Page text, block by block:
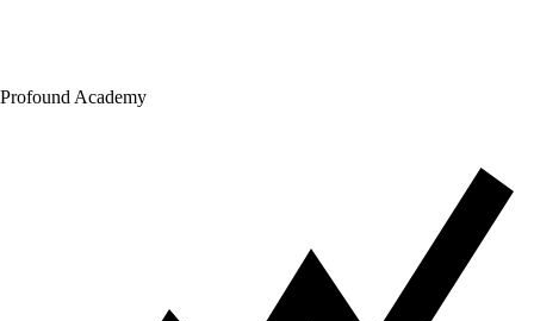
Profound Academy